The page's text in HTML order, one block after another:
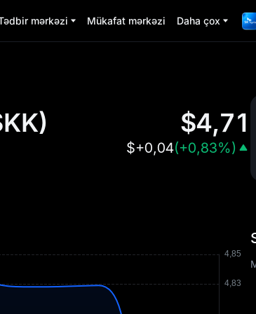
mərkəzi Mükafat mərkəzi Daha çox
) $4,71
$+0,04(+0,83%)